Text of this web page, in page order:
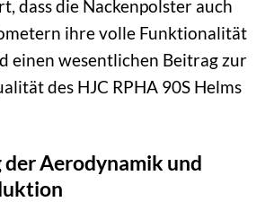
dass die Nackenpolster auch
ihre volle Funktionalität
einen wesentlichen Beitrag zur
des HJC RPHA 90S Helms
Aerodynamik und